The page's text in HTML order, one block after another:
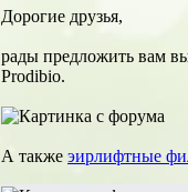
Дорогие друзья,
рады предложить вам
Prodibio.
А также эирлифтные